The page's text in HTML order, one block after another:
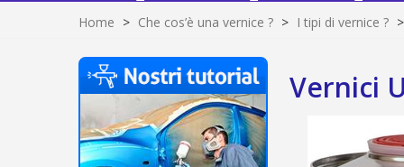
Home > Che cos’è una vernice ? > I tipi di vernice ? >
Vernici